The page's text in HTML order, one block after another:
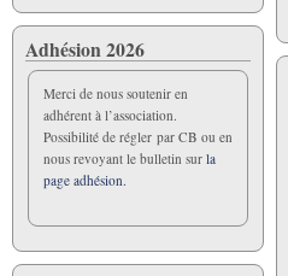
Adhésion 2026
Merci de nous soutenir en
adhérent à l’association.
Possibilité de régler par CB ou en
nous revoyant le bulletin sur la
page adhésion.